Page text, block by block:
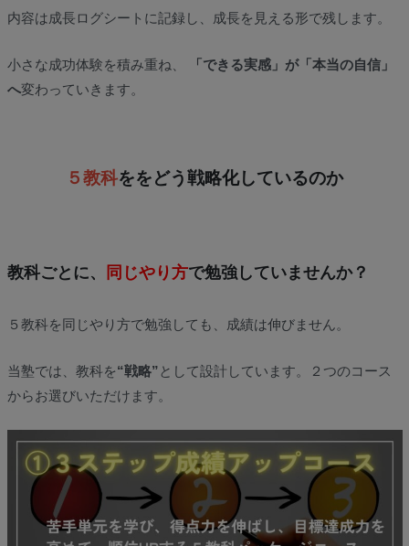
内容は成長ログシートに記録し、成長を見える形で残します。
小さな成功体験を積み重ね、
「できる実感」が「本当の自信」
へ変わっていきます。
５教科ををどう戦略化しているのか
教科ごとに、 同じやり方で勉強していませんか？
５教科を同じやり方で勉強しても、成績は伸びません。
当塾では、教科を“戦略”として設計しています。２つのコース
からお選びいただけます。